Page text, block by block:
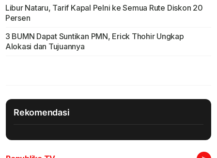
Libur Nataru, Tarif Kapal Pelni ke Semua Rute Diskon 20
Persen
3 BUMN Dapat Suntikan PMN, Erick Thohir Ungkap
Alokasi dan Tujuannya
Rekomendasi